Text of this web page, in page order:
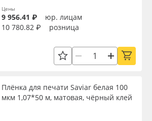
Цены
9 956.41 ₽
юр. лицам
10 780.82 ₽
розница
Плёнка для печати Saviar белая 100
мкм 1,07*50 м, матовая, чёрный клей